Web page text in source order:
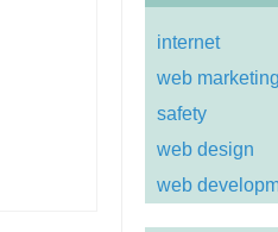
internet
web marketing
safety
web design
web